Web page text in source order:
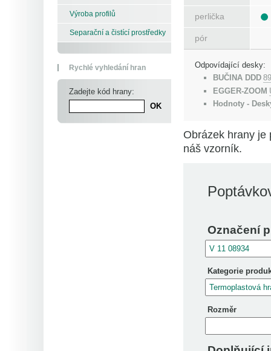
Výroba profilů
Separační a čistící prostředky
Rychlé vyhledání hran
Zadejte kód hrany:
perlička
pór
Odpovídající desky:
BUČINA DDD
EGGER-ZOOM
Hodnoty -
Obrázek hrany je
náš vzorník.
Označení
Kategorie
Rozměr